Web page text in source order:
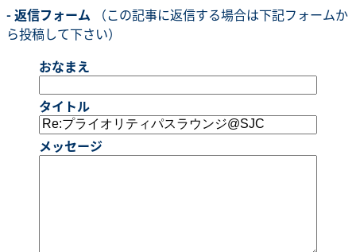
- 返信フォーム （この記事に返信する場合は下記フォームか
ら投稿して下さい）
おなまえ
タイトル
メッセージ